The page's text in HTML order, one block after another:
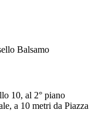
Balsamo
10, al 2° piano
a 10 metri da Piazza